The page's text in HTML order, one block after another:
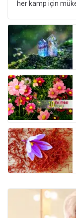
her kamp için